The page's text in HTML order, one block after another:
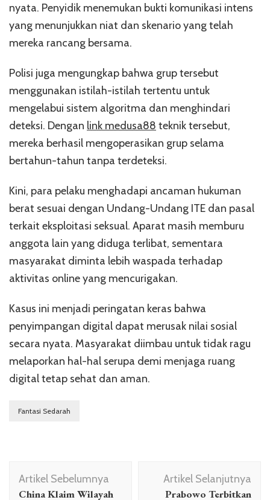
nyata. Penyidik menemukan bukti komunikasi intens
yang menunjukkan niat dan skenario yang telah
mereka rancang bersama.
Polisi juga mengungkap bahwa grup tersebut
menggunakan istilah-istilah tertentu untuk
mengelabui sistem algoritma dan menghindari
deteksi. Dengan link medusa88 teknik tersebut,
mereka berhasil mengoperasikan grup selama
bertahun-tahun tanpa terdeteksi.
Kini, para pelaku menghadapi ancaman hukuman
berat sesuai dengan Undang-Undang ITE dan pasal
terkait eksploitasi seksual. Aparat masih memburu
anggota lain yang diduga terlibat, sementara
masyarakat diminta lebih waspada terhadap
aktivitas online yang mencurigakan.
Kasus ini menjadi peringatan keras bahwa
penyimpangan digital dapat merusak nilai sosial
secara nyata. Masyarakat diimbau untuk tidak ragu
melaporkan hal-hal serupa demi menjaga ruang
digital tetap sehat dan aman.
Fantasi Sedarah
Navigasi
Artikel
Artikel Sebelumnya
China Klaim Wilayah
Artikel Selanjutnya
Prabowo Terbitkan